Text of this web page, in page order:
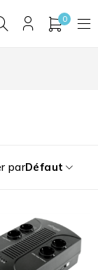
0
parDéfaut